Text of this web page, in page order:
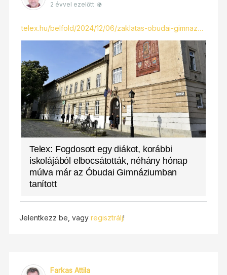
2 évvel ezelőtt
telex.hu/belfold/2024/12/06/zaklatas-obudai-gimnaz…
Telex: Fogdosott egy diákot, korábbi
iskolájából elbocsátották, néhány hónap
múlva már az Óbudai Gimnáziumban
tanított
Jelentkezz be, vagy regisztrálj!
Farkas Attila